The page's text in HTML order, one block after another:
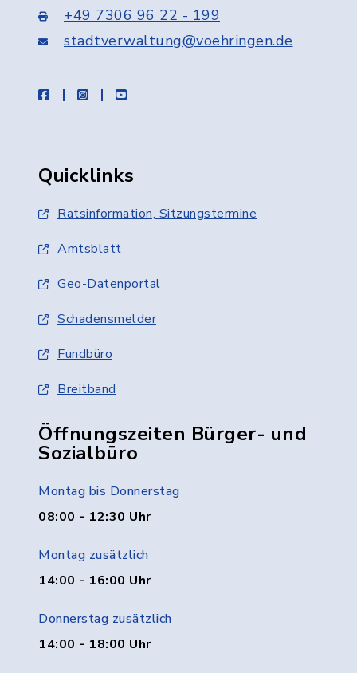
+49 7306 96 22 - 199
stadtverwaltung@voehringen.de
facebookinstagramyoutube
Quicklinks
Ratsinformation, Sitzungstermine
Amtsblatt
Geo-Datenportal
Schadensmelder
Fundbüro
Breitband
Öffnungszeiten Bürger- und
Sozialbüro
Montag bis Donnerstag
08:00 - 12:30 Uhr
Montag zusätzlich
14:00 - 16:00 Uhr
Donnerstag zusätzlich
14:00 - 18:00 Uhr